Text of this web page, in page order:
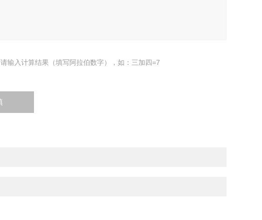
请输入计算结果（填写阿拉伯数字），如：三加四=7